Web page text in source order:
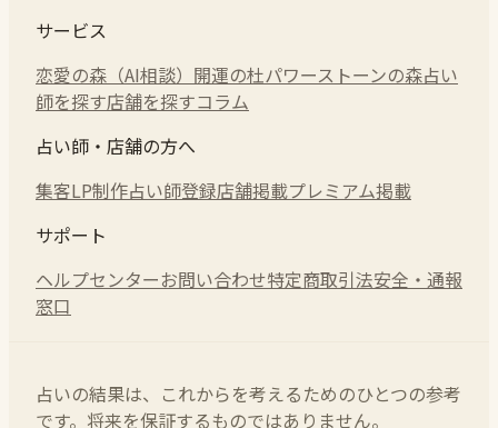
サービス
恋愛の森（AI相談） 開運の杜パワーストーンの森占い
師を探す店舗を探すコラム
占い師・店舗の方へ
集客LP制作占い師登録店舗掲載プレミアム掲載
サポート
ヘルプセンターお問い合わせ特定商取引法安全・通報
窓口
占いの結果は、これからを考えるためのひとつの参考
です。将来を保証するものではありません。